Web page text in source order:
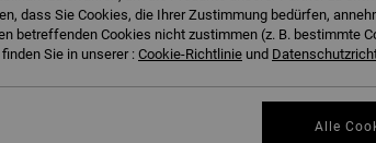
dass Sie Cookies, die Ihrer Zustimmung bedürfen,
betreffenden Cookies nicht zustimmen (z. B. bestimmte
Sie in unserer : Cookie-Richtlinie und
Alle